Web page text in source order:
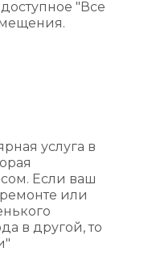
"Все
услуга в
Если ваш
или
в другой, то